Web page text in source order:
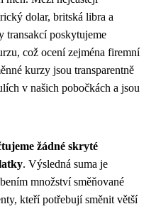
dolar, britská libra a
transakcí poskytujeme
což ocení zejména firemní
kurzy jsou transparentně
v našich pobočkách a jsou
žádné skryté
. Výsledná suma je
množství směňované
kteří potřebují směnit větší